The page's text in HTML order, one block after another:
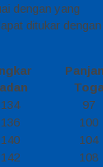
dengan yang
ditukar dengan
134
97
136
100
140
104
142
108